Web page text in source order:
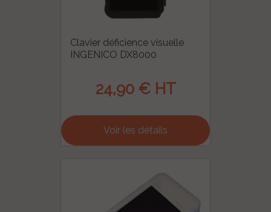
Clavier déficience visuelle
INGENICO DX8000
Prix
24,90 € HT
Voir les détails